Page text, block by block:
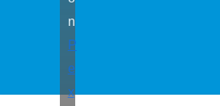
n
P
e
x